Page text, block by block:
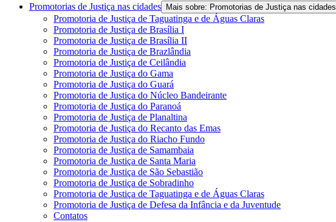
Promotorias de Justiça nas cidades
Mais sobre: Promotorias de Justiça nas cidades
Promotoria de Justiça de Taguatinga e de Águas Claras
Promotoria de Justiça de Brasília I
Promotoria de Justiça de Brasília II
Promotoria de Justiça de Brazlândia
Promotoria de Justiça de Ceilândia
Promotoria de Justiça do Gama
Promotoria de Justiça do Guará
Promotoria de Justiça do Núcleo Bandeirante
Promotoria de Justiça do Paranoá
Promotoria de Justiça de Planaltina
Promotoria de Justiça do Recanto das Emas
Promotoria de Justiça do Riacho Fundo
Promotoria de Justiça de Samambaia
Promotoria de Justiça de Santa Maria
Promotoria de Justiça de São Sebastião
Promotoria de Justiça de Sobradinho
Promotoria de Justiça de Taguatinga e de Águas Claras
Promotoria de Justiça de Defesa da Infância e da Juventude
Contatos